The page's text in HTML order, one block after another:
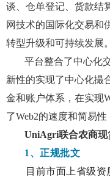
谈、仓单登记、货款结
网技术的国际化交易和
转型升级和可持续发展。
平台整合了中心化
新性的实现了中心化撮
金和账户体系，在实现
了Web2的速度和简易性
UniAgri联合农商现
1、正规批文
目前市面上省级资